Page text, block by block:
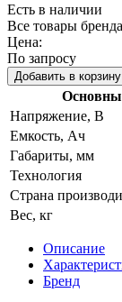
Есть в наличии
Все товары бренда
Цена:
По запросу
Добавить в корзину
Напряжение, В
Емкость, Ач
Габариты, мм
Технология
Страна
Вес, кг
Описание
Бренд